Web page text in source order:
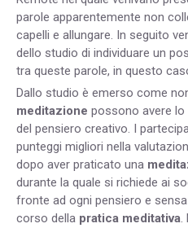
parole apparentemente non
capelli e allungare. In seguito
dello studio di individuare un
tra queste parole, in questo
Dallo studio è emerso come
meditazione possono avere
del pensiero creativo. I
punteggi migliori nella
dopo aver praticato una
durante la quale si richiede ai
fronte ad ogni pensiero e
corso della pratica meditativa.